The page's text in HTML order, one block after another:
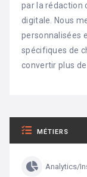
par la rédaction
digitale. Nous
personnalisées
spécifiques de
convertir plus
MÉTIERS
Analytics/